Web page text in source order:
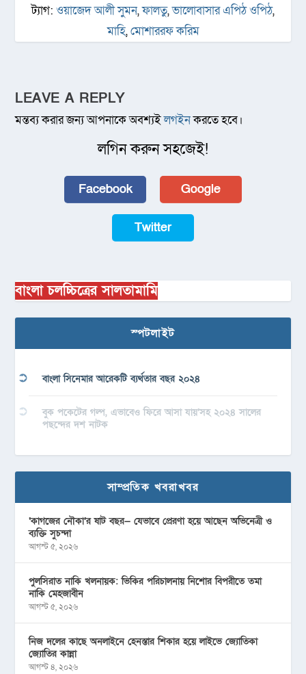
ট্যাগ: ওয়াজেদ আলী সুমন,ফালতু,ভালোবাসার এপিঠ ওপিঠ,
মাহি,মোশাররফ করিম
LEAVE A REPLY
মন্তব্য করার জন্য আপনাকে অবশ্যইলগইনকরতে হবে।
লগিন করুন সহজেই!
Facebook Google
Twitter
বাংলা চলচ্চিত্রের সালতামামি
স্পটলাইট
বাংলা সিনেমার আরেকটি ব্যর্থতার বছর ২০২৪
বুক পকেটের গল্প, এভাবেও ফিরে আসা যায়’সহ ২০২৪ সালের
পছন্দের দশ নাটক
সাম্প্রতিক খবরাখবর
‘কাগজের নৌকা’র ষাট বছর— যেভাবে প্রেরণা হয়ে আছেন অভিনেত্রী ও
ব্যক্তি সুচন্দা
আগস্ট ৫, ২০২৬
পুলসিরাত নাকি খলনায়ক: ভিকির পরিচালনায় নিশোর বিপরীতে তমা
নাকি মেহজাবীন
আগস্ট ৫, ২০২৬
নিজ দলের কাছে অনলাইনে হেনস্তার শিকার হয়ে লাইভে জ্যোতিকা
জ্যোতির কান্না
আগস্ট ৪, ২০২৬